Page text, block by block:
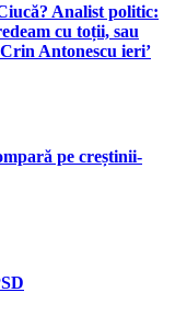
Analist politic:
cu toții, sau
Antonescu ieri’
pe creștinii-